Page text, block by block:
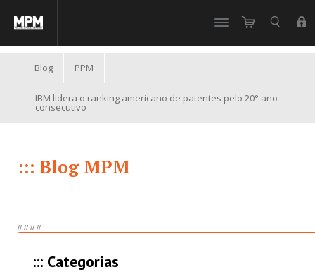
Blog PPM
IBM lidera o ranking americano de patentes pelo 20° ano
consecutivo
::: Blog MPM
// // // //
::: Categorias